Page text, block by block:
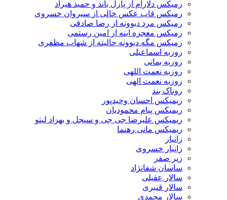
رمیکس دلارام از پازل باند و حمید هیراد
رمیکس قاب عکس خالی از سیروان خسروی
رمیکس مرد دیوونه از رضا صادقی
رمیکس معجزه اینه از امین رستمی
رمیکس مگه دیوونه حالیته از شهاب مظفری
روزبه اسماعیلی
روزبه بمانی
روزبه نعمت اللهی
روزبه نعمت الهی
روناک بند
ریمیکس احسان وحیدپور
ریمیکس پیام محمودیان
ریمیکس علیرضا جی جی و سیجل و بهزاد لیتو
ریمیکس مانی رهنما
زانیار
زانیار خسروی
زیر صفر
ساسان شفانژاد
سالار عقیلی
سالار قنبری
سالار محمدی